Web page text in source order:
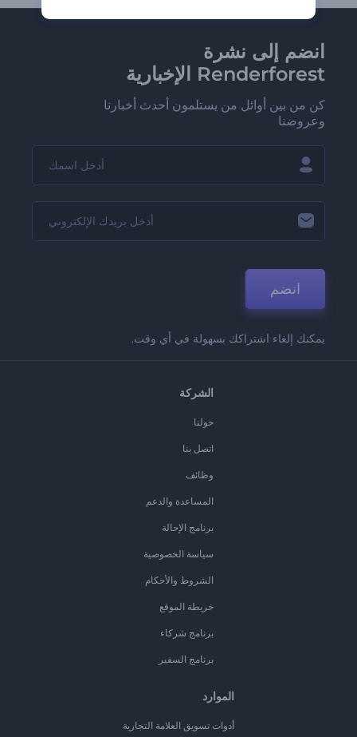
انضم إلى نشرة
Renderforest الإخبارية
كن من بين أوائل من يستلمون أحدث أخبارنا
وعروضنا
انضم
يمكنك إلغاء اشتراكك بسهولة في أي وقت.
الشركة
حولنا
اتصل بنا
وظائف
المساعدة والدعم
برنامج الإحالة
سياسة الخصوصية
الشروط والأحكام
خريطة الموقع
برنامج شركاء
برنامج السفير
الموارد
أدوات تسويق العلامة التجارية